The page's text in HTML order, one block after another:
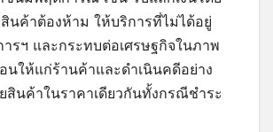
นค้าต้องห้าม ให้บริการที่ไม่ได้อยู่
รฯ และกระทบต่อเศรษฐกิจในภาพ
นให้แก่ร้านค้าและดำเนินคดีอย่าง
นค้าในราคาเดียวกันทั้งกรณีชำระ